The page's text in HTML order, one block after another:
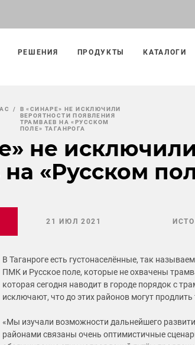
РЕШЕНИЯ ПРОДУКТЫ КАТАЛОГИ
В «СИНАРЕ» НЕ ИСКЛЮЧИЛИ
ВЕРОЯТНОСТИ ПОЯВЛЕНИЯ
ТРАМВАЕВ НА «РУССКОМ
ПОЛЕ» ТАГАНРОГА
не
«Русском
21 ИЮЛ 2021
В Таганроге есть густонаселённые, так
ПМК и Русское поле, которые не охвачены
которая сегодня наводит в городе порядок с
исключают, что до этих районов могут
«Мы изучали возможности дальнейшего
районами связаны очень оптимистичные